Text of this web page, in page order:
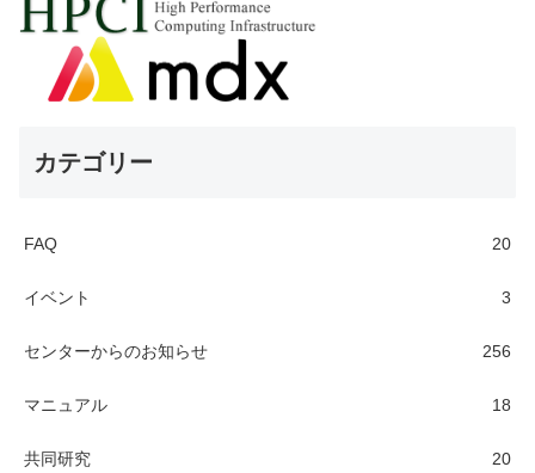
カテゴリー
FAQ 20
イベント 3
センターからのお知らせ 256
マニュアル 18
共同研究 20